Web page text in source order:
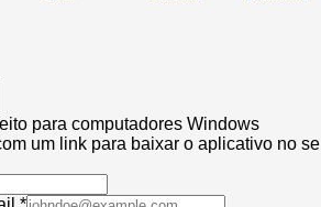
para computadores Windows
um link para baixar o aplicativo no